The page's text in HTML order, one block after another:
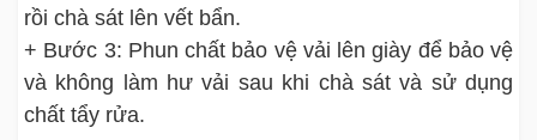
rồi chà sát lên vết bẩn.
+ Bước 3: Phun chất bảo vệ vải lên giày để bảo vệ
và không làm hư vải sau khi chà sát và sử dụng
chất tẩy rửa.